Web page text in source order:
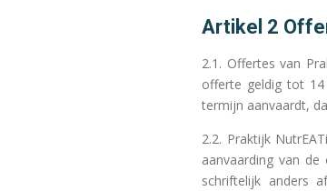
Artikel 2
2.1. Offertes van
offerte geldig tot
termijn aanvaardt,
2.2. Praktijk
aanvaarding van
schriftelijk anders